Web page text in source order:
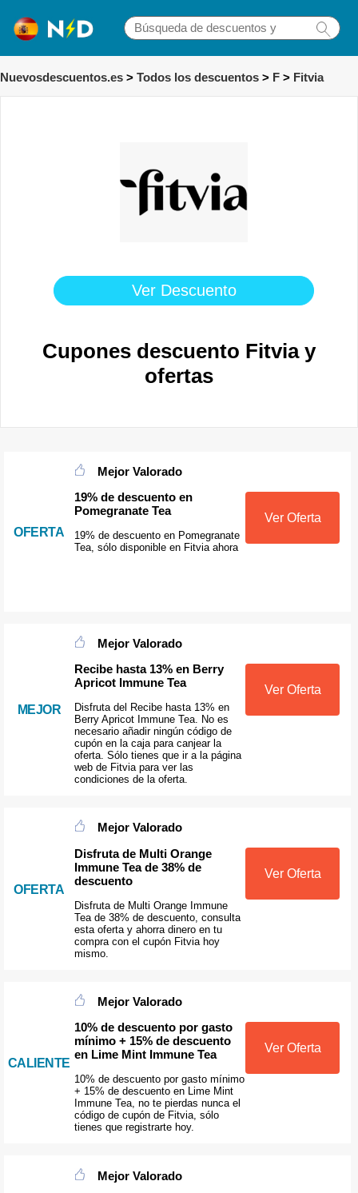
Nuevosdescuentos.es > Todos los descuentos > F > Fitvia
Ver Descuento
Cupones descuento Fitvia y
ofertas
OFERTA
Mejor Valorado
19% de descuento en
Pomegranate Tea
19% de descuento en Pomegranate
Tea, sólo disponible en Fitvia ahora
Ver Oferta
MEJOR
Mejor Valorado
Recibe hasta 13% en Berry
Apricot Immune Tea
Disfruta del Recibe hasta 13% en
Berry Apricot Immune Tea. No es
necesario añadir ningún código de
cupón en la caja para canjear la
oferta. Sólo tienes que ir a la página
web de Fitvia para ver las
condiciones de la oferta.
Ver Oferta
OFERTA
Mejor Valorado
Disfruta de Multi Orange
Immune Tea de 38% de
descuento
Disfruta de Multi Orange Immune
Tea de 38% de descuento, consulta
esta oferta y ahorra dinero en tu
compra con el cupón Fitvia hoy
mismo.
Ver Oferta
CALIENTE
Mejor Valorado
10% de descuento por gasto
mínimo + 15% de descuento
en Lime Mint Immune Tea
10% de descuento por gasto mínimo
+ 15% de descuento en Lime Mint
Immune Tea, no te pierdas nunca el
código de cupón de Fitvia, sólo
tienes que registrarte hoy.
Ver Oferta
Mejor Valorado